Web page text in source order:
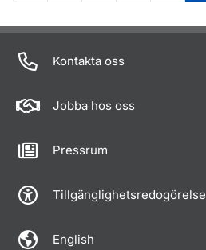
Om sidan
Kontakta oss
Jobba hos oss
Pressrum
Tillgänglighetsredogörelse
English